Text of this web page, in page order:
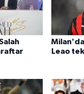
Leao